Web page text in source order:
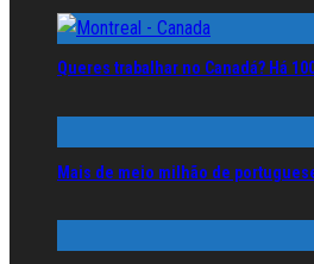
Queres trabalhar no Canadá? Há
Mais de meio milhão de